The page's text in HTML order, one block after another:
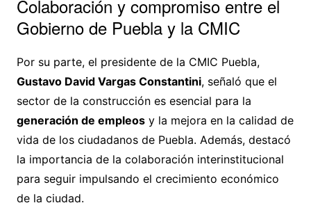
Colaboración y compromiso entre el
Gobierno de Puebla y la CMIC
Por su parte, el presidente de la CMIC Puebla,
Gustavo David Vargas Constantini, señaló que el
sector de la construcción es esencial para la
generación de empleosy la mejora en la calidad de
vida de los ciudadanos de Puebla. Además, destacó
la importancia de la colaboración interinstitucional
para seguir impulsando el crecimiento económico
de la ciudad.